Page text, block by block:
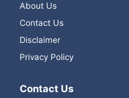
About Us
Contact Us
Disclaimer
Privacy Policy
Contact Us